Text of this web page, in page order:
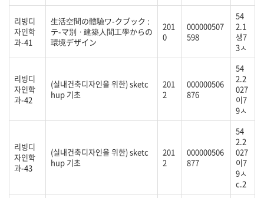
리빙디
자인학
과-41
生活空間の體驗ワ-クブック :
テ-マ別ㆍ建築人間工學からの
環境デザイン
201
0
000000507
598
54
2.1
생7
3ㅅ
리빙디
자인학
과-42
(실내건축디자인을 위한) sketc
hup 기초
201
2
000000506
876
54
2.2
027
이7
9ㅅ
리빙디
자인학
과-43
(실내건축디자인을 위한) sketc
hup 기초
201
2
000000506
877
54
2.2
027
이7
9ㅅ
c.2